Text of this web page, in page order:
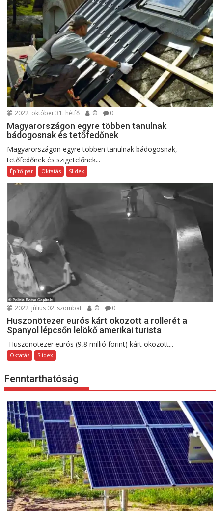
2022. október 31. hétfő © 0
Magyarországon egyre többen tanulnak
bádogosnak és tetőfedőnek
Magyarországon egyre többen tanulnak bádogosnak,
tetőfedőnek és szigetelőnek...
Építőipar Oktatás Slidex
2022. július 02. szombat © 0
Huszonötezer eurós kárt okozott a rollerét a
Spanyol lépcsőn lelökő amerikai turista
Huszonötezer eurós (9,8 millió forint) kárt okozott...
Oktatás Slidex
Fenntarthatóság